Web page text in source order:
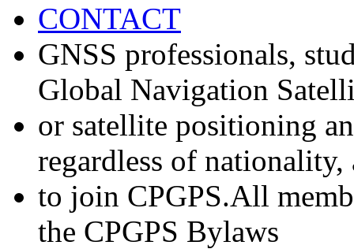
CONTACT
GNSS professionals,
Global Navigation
or satellite positioning
regardless of nationality,
to join CPGPS.All
the CPGPS Bylaws